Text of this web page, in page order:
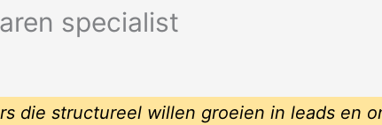
specialist
die structureel willen groeien in leads en